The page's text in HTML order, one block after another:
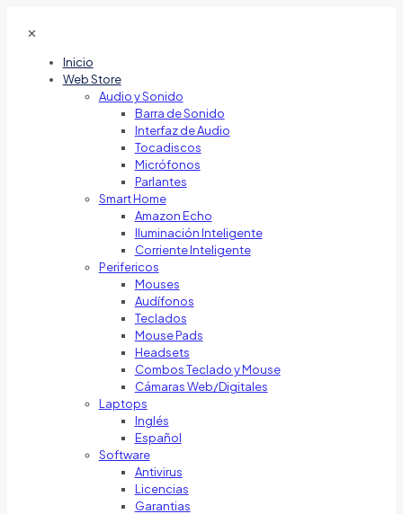
✕
Inicio
Web Store
Audio y Sonido
Barra de Sonido
Interfaz de Audio
Tocadiscos
Micrófonos
Parlantes
Smart Home
Amazon Echo
Iluminación Inteligente
Corriente Inteligente
Perifericos
Mouses
Audífonos
Teclados
Mouse Pads
Headsets
Combos Teclado y Mouse
Cámaras Web/Digitales
Laptops
Inglés
Español
Software
Antivirus
Licencias
Garantias